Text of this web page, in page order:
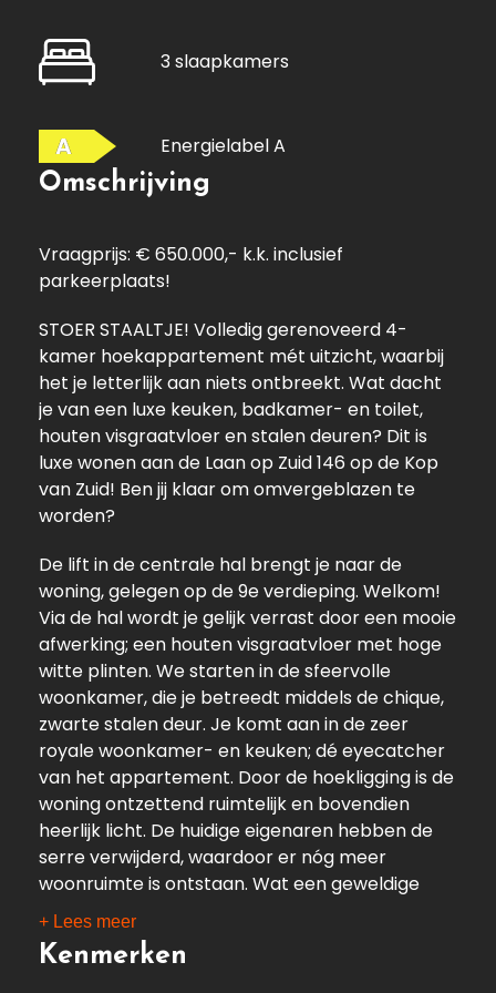
3 slaapkamers
A Energielabel A
Omschrijving
Vraagprijs: € 650.000,- k.k. inclusief
parkeerplaats!
STOER STAALTJE! Volledig gerenoveerd 4-
kamer hoekappartement mét uitzicht, waarbij
het je letterlijk aan niets ontbreekt. Wat dacht
je van een luxe keuken, badkamer- en toilet,
houten visgraatvloer en stalen deuren? Dit is
luxe wonen aan de Laan op Zuid 146 op de Kop
van Zuid! Ben jij klaar om omvergeblazen te
worden?
De lift in de centrale hal brengt je naar de
woning, gelegen op de 9e verdieping. Welkom!
Via de hal wordt je gelijk verrast door een mooie
afwerking; een houten visgraatvloer met hoge
witte plinten. We starten in de sfeervolle
woonkamer, die je betreedt middels de chique,
zwarte stalen deur. Je komt aan in de zeer
royale woonkamer- en keuken; dé eyecatcher
van het appartement. Door de hoekligging is de
woning ontzettend ruimtelijk en bovendien
heerlijk licht. De huidige eigenaren hebben de
serre verwijderd, waardoor er nóg meer
woonruimte is ontstaan. Wat een geweldige
ruimte is dit! Bovendien heb je hier een
waanzinnig uitzicht op de skyline en de nieuwe
Maas; een uitzicht wat niet zal vervelen.
+ Lees meer
Kenmerken